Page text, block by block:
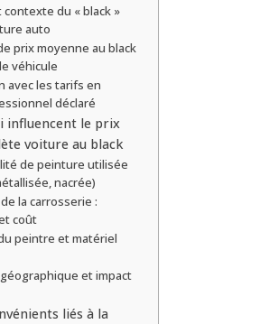
du « black »
auto
prix moyenne au black
véhicule
avec les tarifs en
déclaré
influencent le prix
voiture au black
de peinture utilisée
nacrée)
la carrosserie :
coût
peintre et matériel
et impact
liés à la